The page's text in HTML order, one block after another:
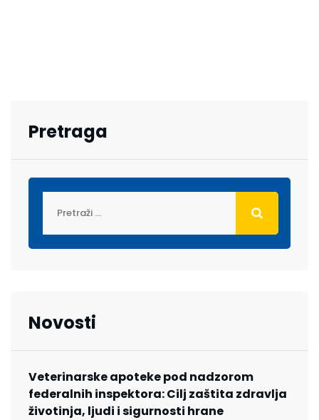
Pretraga
Novosti
Veterinarske apoteke pod nadzorom
federalnih inspektora: Cilj zaštita zdravlja
životinja, ljudi i sigurnosti hrane